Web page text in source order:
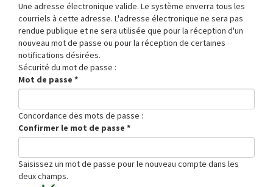
Une adresse électronique valide. Le système enverra tous les
courriels à cette adresse. L'adresse électronique ne sera pas
rendue publique et ne sera utilisée que pour la réception d'un
nouveau mot de passe ou pour la réception de certaines
notifications désirées.
Sécurité du mot de passe :
Mot de passe *
Concordance des mots de passe :
Confirmer le mot de passe *
Saisissez un mot de passe pour le nouveau compte dans les
deux champs.